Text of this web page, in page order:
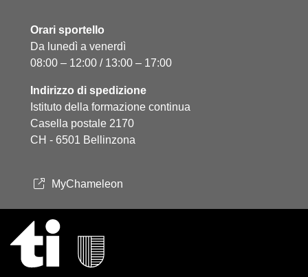
Orari sportello
Da lunedì a venerdì
08:00 – 12:00 / 13:00 – 17:00
Indirizzo di spedizione
Istituto della formazione continua
Casella postale 2170
CH - 6501 Bellinzona
MyChameleon